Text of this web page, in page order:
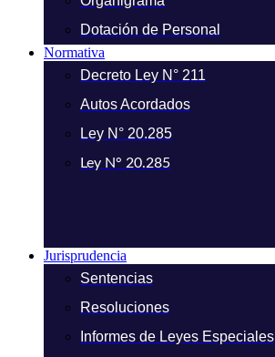
Dotación de Personal
Normativa
Decreto Ley N° 211
Autos Acordados
Ley N° 20.285
Ley N° 20.285
Jurisprudencia
Sentencias
Resoluciones
Informes de Leyes Especiales